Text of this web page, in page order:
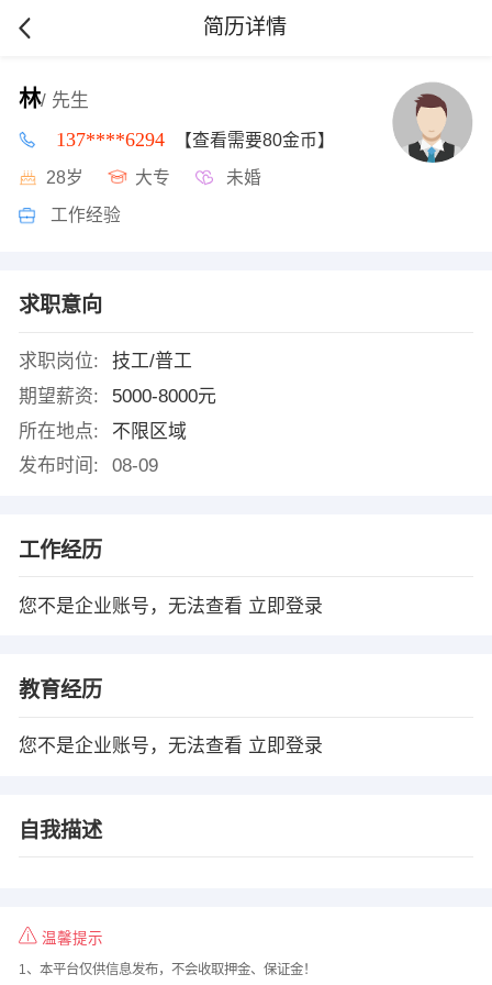
简历详情
林/ 先生
137****6294 【查看需要80金币】
28岁 大专 未婚
工作经验
求职意向
求职岗位:
技工/普工
期望薪资:
5000-8000元
所在地点:
不限区域
发布时间:
08-09
工作经历
您不是企业账号，无法查看 立即登录
教育经历
您不是企业账号，无法查看 立即登录
自我描述
温馨提示
1、本平台仅供信息发布，不会收取押金、保证金！